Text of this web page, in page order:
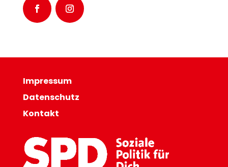
Impressum
Datenschutz
Kontakt